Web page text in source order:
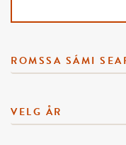
ROMSSA SÁMI
VELG ÅR